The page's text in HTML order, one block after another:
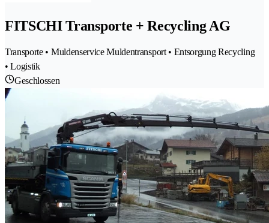
FITSCHI Transporte + Recycling AG
Transporte • Muldenservice Muldentransport • Entsorgung Recycling
• Logistik
Geschlossen